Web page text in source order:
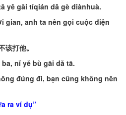
yě gāi tíqián dǎ gè diànhuà.
gian, anh ta nên gọi cuộc điện
该打他。
ba, nǐ yě bù gāi dǎ tā.
đúng đi, bạn cũng không nên
ra ví dụ”